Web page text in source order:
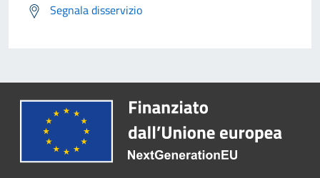
Segnala disservizio